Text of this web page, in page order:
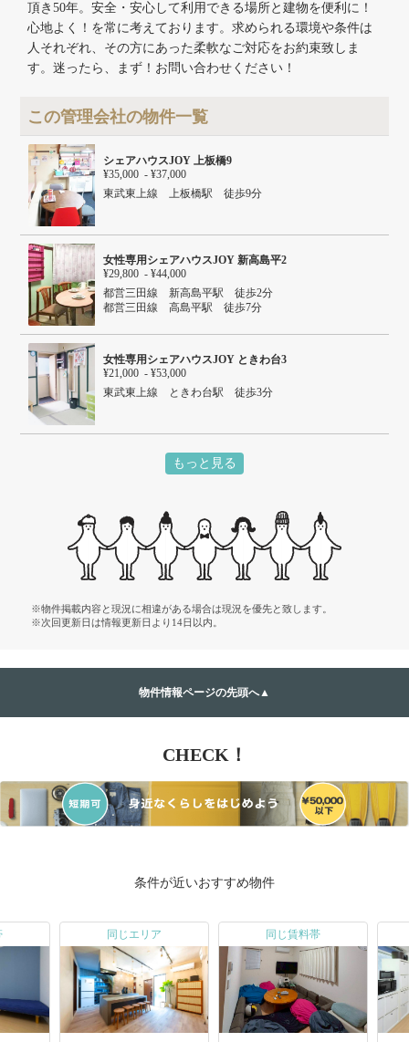
頂き50年。安全・安心して利用できる場所と建物を便利に！
心地よく！を常に考えております。求められる環境や条件は
人それぞれ、その方にあった柔軟なご対応をお約束致しま
す。迷ったら、まず！お問い合わせください！
この管理会社の物件一覧
シェアハウスJOY 上板橋9
¥35,000 - ¥37,000
東武東上線 上板橋駅 徒歩9分
女性専用シェアハウスJOY 新高島平2
¥29,800 - ¥44,000
都営三田線 新高島平駅 徒歩2分
都営三田線 高島平駅 徒歩7分
女性専用シェアハウスJOY ときわ台3
¥21,000 - ¥53,000
東武東上線 ときわ台駅 徒歩3分
もっと見る
※物件掲載内容と現況に相違がある場合は現況を優先と致します。
※次回更新日は情報更新日より14日以内。
物件情報ページの先頭へ▲
CHECK！
条件が近いおすすめ物件
同じエリア 同じ賃料帯